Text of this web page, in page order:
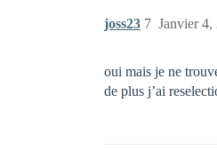
joss23 Janvier 4,
7
oui mais je ne
de plus j’ai